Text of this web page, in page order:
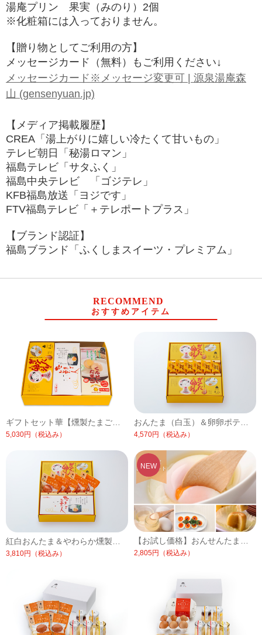
湯庵プリン 果実（みのり）2個
※化粧箱には入っておりません。
【贈り物としてご利用の方】
メッセージカード（無料）もご利用ください↓
メッセージカード※メッセージ変更可 | 源泉湯庵森
山 (gensenyuan.jp)
【メディア掲載履歴】
CREA「湯上がりに嬉しい冷たくて甘いもの」
テレビ朝日「秘湯ロマン」
福島テレビ「サタふく」
福島中央テレビ 「ゴジテレ」
KFB福島放送「ヨジです」
FTV福島テレビ「＋テレポートプラス」
【ブランド認証】
福島ブランド「ふくしまスイーツ・プレミアム」
RECOMMEND
おすすめアイテム
ギフトセット華【燻製たまごとおんせんたまごのギフトセット】【化粧箱入】【5～10月は冷蔵便】
5,030円 （税込み）
おんたま（白玉）＆卵卵ポテトセット【化粧箱入り】【5～10月は冷蔵便】
4,570円 （税込み）
3,810円 （税込み）
【お試し価格】おんせんたまごとプリンのお試しセット【冷蔵便】
2,805円 （税込み）